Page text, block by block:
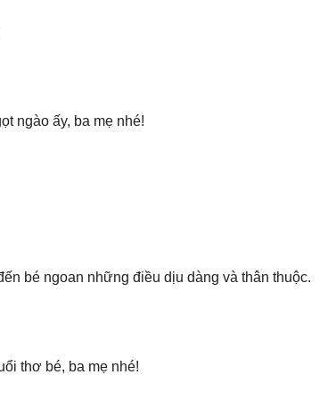
ngào ấy, ba mẹ nhé!
bé ngoan những điều dịu dàng và thân thuộc.
thơ bé, ba mẹ nhé!